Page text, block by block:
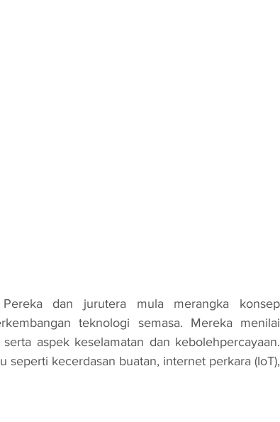
teknologi semasa. Mereka menilai
aspek keselamatan dan kebolehpercayaan.
seperti kecerdasan buatan, internet perkara (IoT),